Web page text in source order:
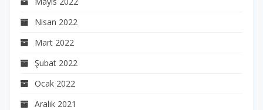
Nisan 2022
Mart 2022
Şubat 2022
Ocak 2022
Aralık 2021